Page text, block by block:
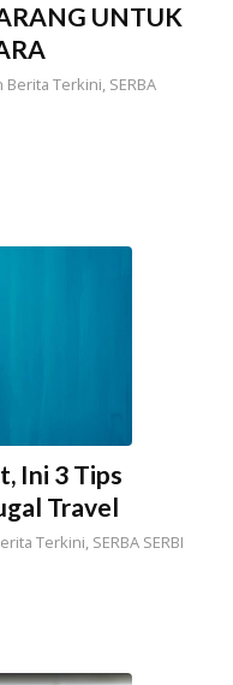
UNTUK
Berita Terkini, SERBA
Ini 3 Tips
Travel
Terkini, SERBA SERBI